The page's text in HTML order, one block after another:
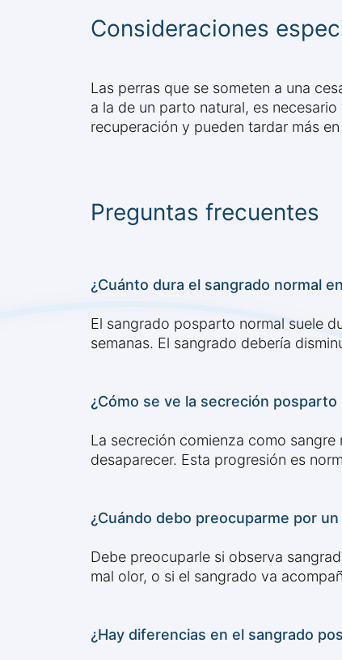
Consideraciones
Las perras que se someten a una
a la de un parto natural, es
recuperación y pueden tardar más
Preguntas frecuentes
¿Cuánto dura el sangrado normal
El sangrado posparto normal suele
semanas. El sangrado debería
¿Cómo se ve la secreción
La secreción comienza como
desaparecer. Esta progresión es
¿Cuándo debo preocuparme por
Debe preocuparle si observa
mal olor, o si el sangrado va
¿Hay diferencias en el sangrado